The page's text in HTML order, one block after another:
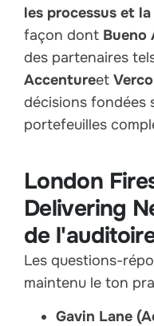
les processus et
façon dont Bueno
des partenaires
Accentureet Verco
décisions fondées
portefeuilles
London
Delivering
de
Les questions-
maintenu le ton
Gavin Lane